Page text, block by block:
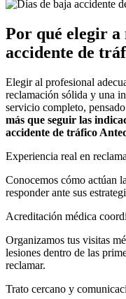
Por qué elegir a
accidente de
Elegir al profesional
reclamación sólida y una
servicio completo,
más que seguir las
accidente de tráfico
Experiencia real en
Conocemos cómo actúan
responder ante sus
Acreditación médica
Organizamos tus visitas
lesiones dentro de las
reclamar.
Trato cercano y